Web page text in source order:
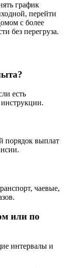
график
перейти
с более
без перегруза.
есть
порядок выплат
чаевые,
или по
интервалы и